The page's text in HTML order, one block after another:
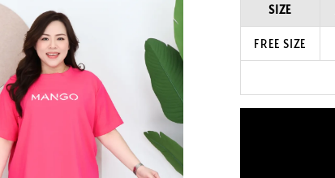
SIZE
FREE SIZE